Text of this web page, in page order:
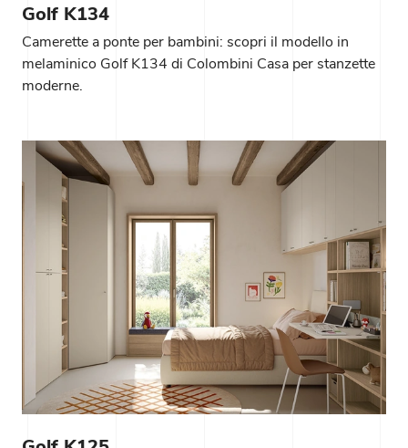
Golf K134
Camerette a ponte per bambini: scopri il modello in
melaminico Golf K134 di Colombini Casa per stanzette
moderne.